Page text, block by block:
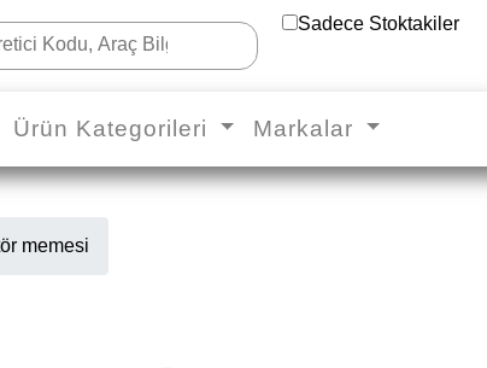
Sadece Stoktakiler
Ürün Kategorileri Markalar
memesi